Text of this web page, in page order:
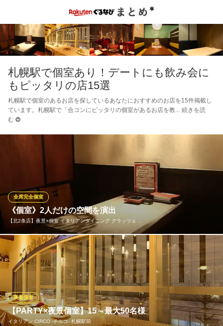
札幌駅で個室あり！デートにも飲み会に
もピッタリの店15選
札幌駅で個室のあるお店を探しているあなたにおすすめのお店を15件掲載し
ています。札幌駅で「合コンにピッタリの個室があるお店を教
続きを読
む
《個室》2人だけの空間を演出
【北2条店】夜景×個室 イタリアンダイニング グラッツェ …
全席完全個室
個室でお誕生日や記念日にはサプライズのご演出を♪大切な人のお
祝いにもおすすめです★おしゃれな個室でごゆっくりとお寛ぎい
ただけるので女子会やデートにぴったりです。周りを気にせずに
ゆったりとお食事をお楽しみいただけます。各種コースもご用意
しておりますので、ご予約はお気軽にお問い合わせくださいま
せ。
【PARTY×夜景個室】15～最大50名様
イタリアン CIRCO ‐チルコ‐ 札幌駅前
夜景個室